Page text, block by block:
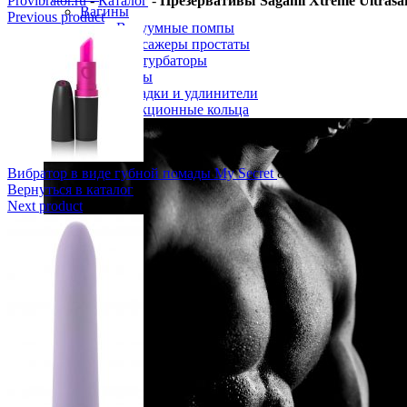
Вагины
Вакуумные помпы
Массажеры простаты
Мастурбаторы
Секс куклы
Насадки и удлинители
Эрекционные кольца
Previous product
Вибратор в виде губной помады My Secret845
Вернуться в каталог
Next product